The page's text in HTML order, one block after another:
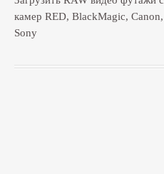
камер RED, BlackMagic, Canon,
Sony